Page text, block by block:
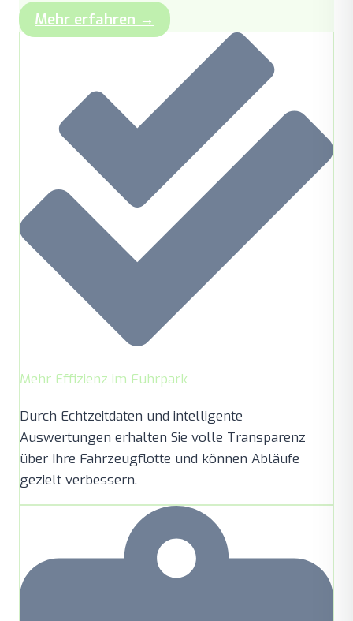
Mehr erfahren →
Mehr Effizienz im Fuhrpark
Durch Echtzeitdaten und intelligente
Auswertungen erhalten Sie volle Transparenz
über Ihre Fahrzeugflotte und können Abläufe
gezielt verbessern.